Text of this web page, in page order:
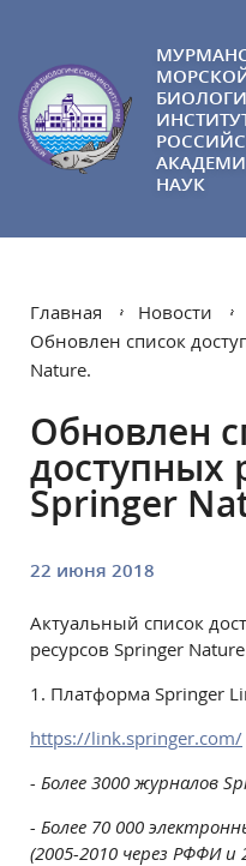
НАУК
Главная
Новости
Обновлен список
Nature.
Обновлен
доступных
Springer
22 июня 2018
Актуальный список
ресурсов Springer Nature
1. Платформа Springer
https://link.springer.com/
- Более 3000 журналов
- Более 70 000
(2005-2010 через РФФИ и